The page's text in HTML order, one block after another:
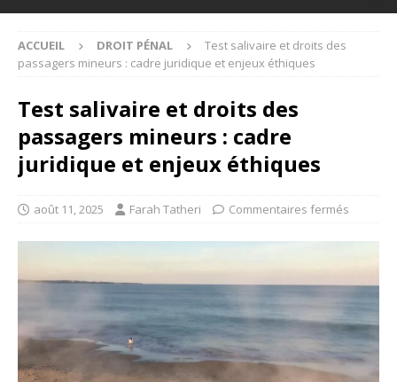
ACCUEIL DROIT PÉNAL
Test salivaire et droits des
passagers mineurs : cadre juridique et enjeux éthiques
Test salivaire et droits des
passagers mineurs : cadre
juridique et enjeux éthiques
août 11, 2025 Farah Tatheri Commentaires fermés